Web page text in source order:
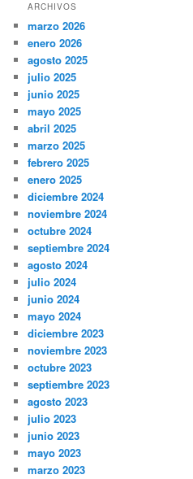
ARCHIVOS
marzo 2026
enero 2026
agosto 2025
julio 2025
junio 2025
mayo 2025
abril 2025
marzo 2025
febrero 2025
enero 2025
diciembre 2024
noviembre 2024
octubre 2024
septiembre 2024
agosto 2024
julio 2024
junio 2024
mayo 2024
diciembre 2023
noviembre 2023
octubre 2023
septiembre 2023
agosto 2023
julio 2023
junio 2023
mayo 2023
marzo 2023